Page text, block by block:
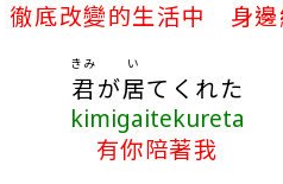
徹底改變的生活中 身邊
君
きみ
が居
い
てくれた
kimigaitekureta
有你陪著我